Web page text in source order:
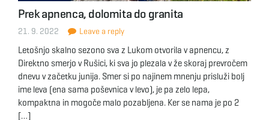
Prek apnenca, dolomita do granita
21. 9. 2022 Leave a reply
Letošnjo skalno sezono sva z Lukom otvorila v apnencu, z
Direktno smerjo v Rušici, ki sva jo plezala v že skoraj prevročem
dnevu v začetku junija. Smer si po najinem mnenju prisluži bolj
ime leva (ena sama poševnica v levo), je pa zelo lepa,
kompaktna in mogoče malo pozabljena. Ker se nama je po 2
[…]